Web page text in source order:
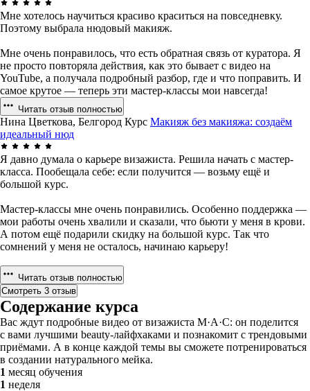
Мне хотелось научиться красиво краситься на повседневку.
Поэтому выбрала нюдовый макияж.
Мне очень понравилось, что есть обратная связь от куратора. Я
не просто повторяла действия, как это бывает с видео на
YouTube, а получала подробный разбор, где и что поправить. И
самое крутое — теперь эти мастер-классы мои навсегда!
Читать отзыв полностью
Нина Цветкова, Белгород Курс Макияж без макияжа: создаём
идеальный нюд
Я давно думала о карьере визажиста. Решила начать с мастер-
класса. Пообещала себе: если получится — возьму ещё и
большой курс.
Мастер-классы мне очень понравились. Особенно поддержка —
мои работы очень хвалили и сказали, что бьюти у меня в крови.
А потом ещё подарили скидку на большой курс. Так что
сомнений у меня не осталось, начинаю карьеру!
Читать отзыв полностью
Смотреть 3 отзыв
Содержание курса
Вас ждут подробные видео от визажиста M·A·C: он поделится
с вами лучшими beauty-лайфхаками и познакомит с трендовыми
приёмами. А в конце каждой темы вы сможете потренироваться
в создании натурального мейка.
1 месяц обучения
1 неделя